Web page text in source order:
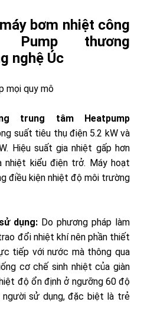
bơm nhiệt công
Pump thương
nghệ Úc
mọi quy mô
trung tâm Heatpump
suất tiêu thụ điện 5.2 kW và
Hiệu suất gia nhiệt gấp hơn
nhiệt kiểu điện trở. Máy hoạt
điều kiện nhiệt độ môi trường
dụng: Do phương pháp làm
đổi nhiệt khí nên phần thiết
tiếp với nước mà thông qua
cơ chế sinh nhiệt của giàn
độ ổn định ở ngưỡng 60 độ
sử dụng, đặc biệt là trẻ